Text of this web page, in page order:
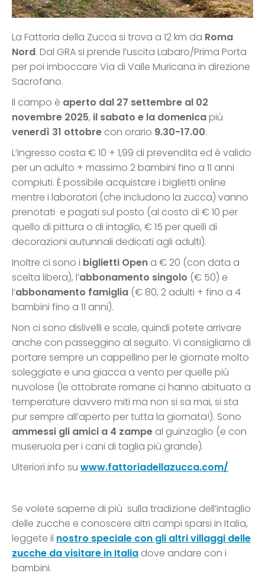
La Fattoria della Zucca si trova a 12 km da Roma
Nord. Dal GRA si prende l’uscita Labaro/Prima Porta
per poi imboccare Via di Valle Muricana in direzione
Sacrofano.
Il campo è aperto dal 27 settembre al 02
novembre 2025, il sabato e la domenicapiù
venerdì 31 ottobre con orario 9.30-17.00.
L’ingresso costa € 10 + 1,99 di prevendita ed è valido
per un adulto + massimo 2 bambini fino a 11 anni
compiuti. È possibile acquistare i biglietti online
mentre i laboratori (che includono la zucca) vanno
prenotati e pagati sul posto (al costo di € 10 per
quello di pittura o di intaglio, € 15 per quelli di
decorazioni autunnali dedicati agli adulti).
Inoltre ci sono i biglietti Open a € 20 (con data a
scelta libera), l’abbonamento singolo (€ 50) e
l’abbonamento famiglia (€ 80, 2 adulti + fino a 4
bambini fino a 11 anni).
Non ci sono dislivelli e scale, quindi potete arrivare
anche con passeggino al seguito. Vi consigliamo di
portare sempre un cappellino per le giornate molto
soleggiate e una giacca a vento per quelle più
nuvolose (le ottobrate romane ci hanno abituato a
temperature davvero miti ma non si sa mai, si sta
pur sempre all’aperto per tutta la giornata!). Sono
ammessi gli amici a 4 zampe al guinzaglio (e con
museruola per i cani di taglia più grande).
Ulteriori info su www.fattoriadellazucca.com/
Se volete saperne di più sulla tradizione dell’intaglio
delle zucche e conoscere altri campi sparsi in Italia,
leggete il nostro speciale con gli altri villaggi delle
zucche da visitare in Italia dove andare con i
bambini.